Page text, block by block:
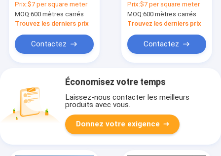
μm, blanc, sans liant
Prix:$7 per square meter
MOQ:600 mètres carrés
Trouvez les derniers prix
Contactez
microporouses
équivalent à une
membrane GVS GF
Prix:$7 per square meter
MOQ:600 mètres carrés
Trouvez les derniers prix
Contactez
Économisez votre temps
Laissez-nous contacter les meilleurs
produits avec vous.
Donnez votre exigence